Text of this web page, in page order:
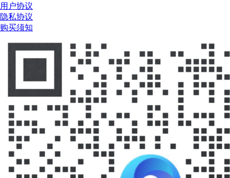
用户协议
隐私协议
购买须知